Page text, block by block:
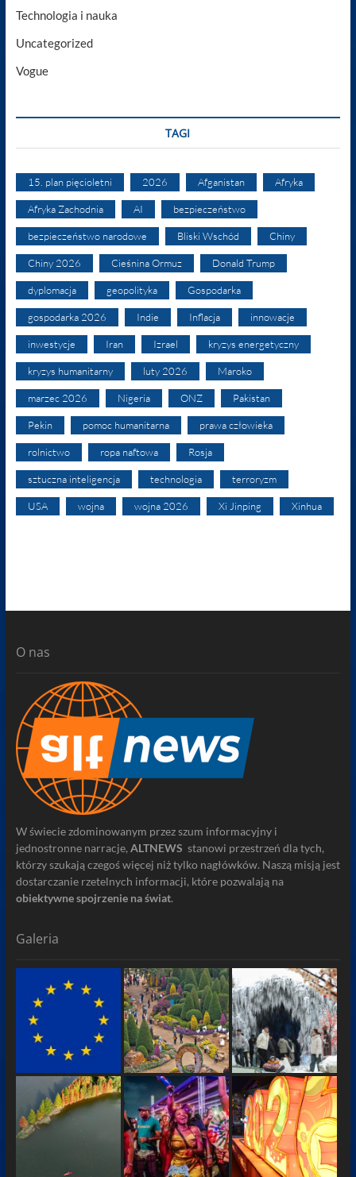
Technologia i nauka
Uncategorized
Vogue
TAGI
15. plan pięcioletni 2026 Afganistan Afryka
Afryka Zachodnia AI bezpieczeństwo
bezpieczeństwo narodowe Bliski Wschód Chiny
Chiny 2026 Cieśnina Ormuz Donald Trump
dyplomacja geopolityka Gospodarka
gospodarka 2026 Indie Inflacja innowacje
inwestycje Iran Izrael kryzys energetyczny
kryzys humanitarny luty 2026 Maroko
marzec 2026 Nigeria ONZ Pakistan
Pekin pomoc humanitarna prawa człowieka
rolnictwo ropa naftowa Rosja
sztuczna inteligencja technologia terroryzm
USA wojna wojna 2026 Xi Jinping Xinhua
O nas
W świecie zdominowanym przez szum informacyjny i
jednostronne narracje, ALTNEWS stanowi przestrzeń dla tych,
którzy szukają czegoś więcej niż tylko nagłówków. Naszą misją jest
dostarczanie rzetelnych informacji, które pozwalają na
obiektywne spojrzenie na świat.
Galeria